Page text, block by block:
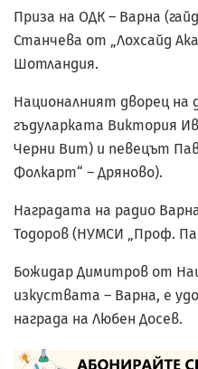
Приза на ОДК – Варна
Станчева от „Лохсайд
Шотландия.
Националният дворец на
гъдуларката Виктория
Черни Вит) и певецът
Фолкарт“ – Дряново).
Наградата на радио
Тодоров (НУМСИ „Проф.
Божидар Димитров от
изкуствата – Варна, е
награда на Любен Досев.